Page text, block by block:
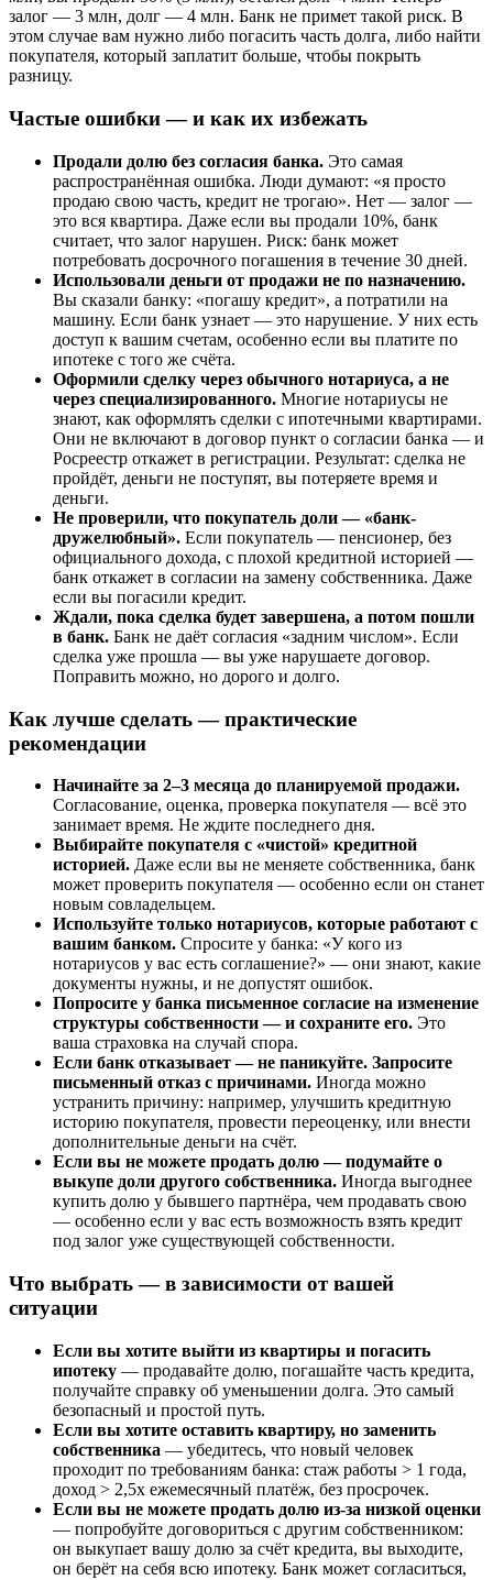
залог — 3 млн, долг — 4 млн. Банк не примет такой риск. В
этом случае вам нужно либо погасить часть долга, либо найти
покупателя, который заплатит больше, чтобы покрыть
разницу.
Частые ошибки — и как их избежать
Продали долю без согласия банка. Это самая
распространённая ошибка. Люди думают: «я просто
продаю свою часть, кредит не трогаю». Нет — залог —
это вся квартира. Даже если вы продали 10%, банк
считает, что залог нарушен. Риск: банк может
потребовать досрочного погашения в течение 30 дней.
Использовали деньги от продажи не по назначению.
Вы сказали банку: «погашу кредит», а потратили на
машину. Если банк узнает — это нарушение. У них есть
доступ к вашим счетам, особенно если вы платите по
ипотеке с того же счёта.
Оформили сделку через обычного нотариуса, а не
через специализированного. Многие нотариусы не
знают, как оформлять сделки с ипотечными квартирами.
Они не включают в договор пункт о согласии банка — и
Росреестр откажет в регистрации. Результат: сделка не
пройдёт, деньги не поступят, вы потеряете время и
деньги.
Не проверили, что покупатель доли — «банк-
дружелюбный». Если покупатель — пенсионер, без
официального дохода, с плохой кредитной историей —
банк откажет в согласии на замену собственника. Даже
если вы погасили кредит.
Ждали, пока сделка будет завершена, а потом пошли
в банк. Банк не даёт согласия «задним числом». Если
сделка уже прошла — вы уже нарушаете договор.
Поправить можно, но дорого и долго.
Как лучше сделать — практические
рекомендации
Начинайте за 2–3 месяца до планируемой продажи.
Согласование, оценка, проверка покупателя — всё это
занимает время. Не ждите последнего дня.
Выбирайте покупателя с «чистой» кредитной
историей. Даже если вы не меняете собственника, банк
может проверить покупателя — особенно если он станет
новым совладельцем.
Используйте только нотариусов, которые работают с
вашим банком. Спросите у банка: «У кого из
нотариусов у вас есть соглашение?» — они знают, какие
документы нужны, и не допустят ошибок.
Попросите у банка письменное согласие на изменение
структуры собственности — и сохраните его. Это
ваша страховка на случай спора.
Если банк отказывает — не паникуйте. Запросите
письменный отказ с причинами. Иногда можно
устранить причину: например, улучшить кредитную
историю покупателя, провести переоценку, или внести
дополнительные деньги на счёт.
Если вы не можете продать долю — подумайте о
выкупе доли другого собственника. Иногда выгоднее
купить долю у бывшего партнёра, чем продавать свою
— особенно если у вас есть возможность взять кредит
под залог уже существующей собственности.
Что выбрать — в зависимости от вашей
ситуации
Если вы хотите выйти из квартиры и погасить
ипотеку — продавайте долю, погашайте часть кредита,
получайте справку об уменьшении долга. Это самый
безопасный и простой путь.
Если вы хотите оставить квартиру, но заменить
собственника — убедитесь, что новый человек
проходит по требованиям банка: стаж работы > 1 года,
доход > 2,5x ежемесячный платёж, без просрочек.
Если вы не можете продать долю из-за низкой оценки
— попробуйте договориться с другим собственником:
он выкупает вашу долю за счёт кредита, вы выходите,
он берёт на себя всю ипотеку. Банк может согласиться,